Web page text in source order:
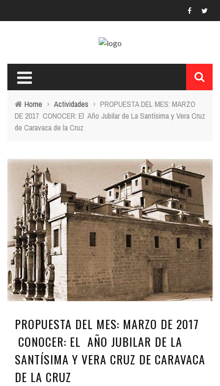
Home › Actividades › PROPUESTA DEL MES: MARZO
DE 2017 CONOCER: El Año Jubilar de La Santísima y Vera Cruz
de Caravaca de la Cruz
PROPUESTA DEL MES: MARZO DE 2017
CONOCER: EL AÑO JUBILAR DE LA
SANTÍSIMA Y VERA CRUZ DE CARAVACA
DE LA CRUZ